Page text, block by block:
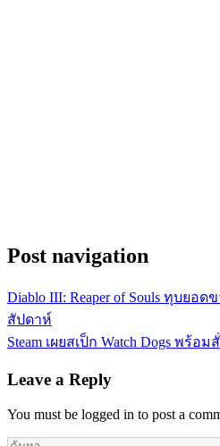
Post navigation
Diablo III: Reaper of Souls ทุบยอด
สัปดาห์
Steam เผยสเป็ก Watch Dogs พร้อ
Leave a Reply
You must be logged in to post a